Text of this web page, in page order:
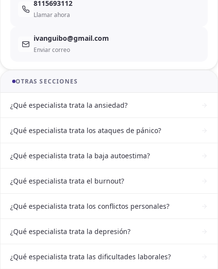
8115693112
Llamar ahora
ivanguibo@gmail.com
Enviar correo
OTRAS SECCIONES
¿Qué especialista trata la ansiedad?
¿Qué especialista trata los ataques de pánico?
¿Qué especialista trata la baja autoestima?
¿Qué especialista trata el burnout?
¿Qué especialista trata los conflictos personales?
¿Qué especialista trata la depresión?
¿Qué especialista trata las dificultades laborales?